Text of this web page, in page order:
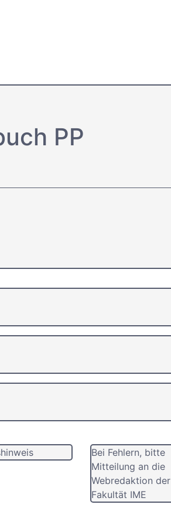
PP
Bei Fehlern, bitte
Mitteilung an die
Webredaktion der
Fakultät IME